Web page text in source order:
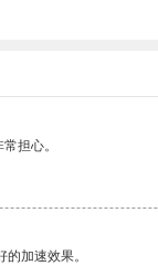
担心。
加速效果。